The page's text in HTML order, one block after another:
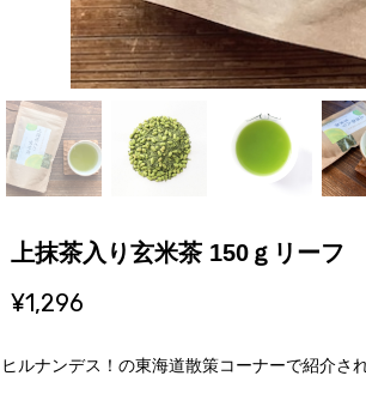
上抹茶入り玄米茶 150ｇリーフ
¥1,296
ヒルナンデス！の東海道散策コーナーで紹介され